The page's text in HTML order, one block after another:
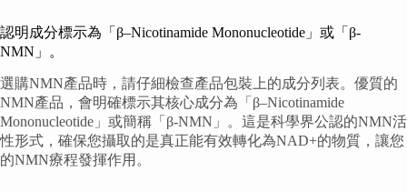
認明成分標示為「β–Nicotinamide Mononucleotide」或「β-
NMN」。
選購NMN產品時，請仔細檢查產品包裝上的成分列表。優質的
NMN產品，會明確標示其核心成分為「β–Nicotinamide
Mononucleotide」或簡稱「β-NMN」。這是科學界公認的NMN活
性形式，確保您攝取的是真正能有效轉化為NAD+的物質，讓您
的NMN療程發揮作用。